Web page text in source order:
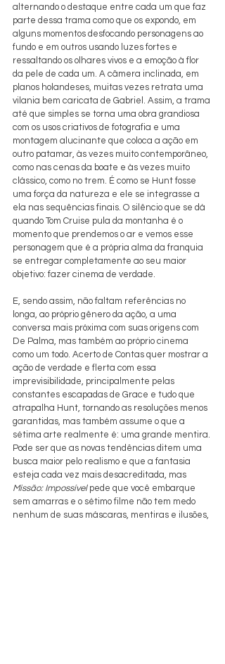
alternando o destaque entre cada um que faz
parte dessa trama como que os expondo, em
alguns momentos desfocando personagens ao
fundo e em outros usando luzes fortes e
ressaltando os olhares vivos e a emoção à flor
da pele de cada um. A câmera inclinada, em
planos holandeses, muitas vezes retrata uma
vilania bem caricata de Gabriel. Assim, a trama
até que simples se torna uma obra grandiosa
com os usos criativos de fotografia e uma
montagem alucinante que coloca a ação em
outro patamar, às vezes muito contemporâneo,
como nas cenas da boate e às vezes muito
clássico, como no trem. É como se Hunt fosse
uma força da natureza e ele se integrasse a
ela nas sequências finais. O silêncio que se dá
quando Tom Cruise pula da montanha é o
momento que prendemos o ar e vemos esse
personagem que é a própria alma da franquia
se entregar completamente ao seu maior
objetivo: fazer cinema de verdade.
E, sendo assim, não faltam referências no
longa, ao próprio gênero da ação, a uma
conversa mais próxima com suas origens com
De Palma, mas também ao próprio cinema
como um todo. Acerto de Contas quer mostrar a
ação de verdade e flerta com essa
imprevisibilidade, principalmente pelas
constantes escapadas de Grace e tudo que
atrapalha Hunt, tornando as resoluções menos
garantidas, mas também assume o que a
sétima arte realmente é: uma grande mentira.
Pode ser que as novas tendências ditem uma
busca maior pelo realismo e que a fantasia
esteja cada vez mais desacreditada, mas
Missão: Impossível pede que você embarque
sem amarras e o sétimo filme não tem medo
nenhum de suas máscaras, mentiras e ilusões,